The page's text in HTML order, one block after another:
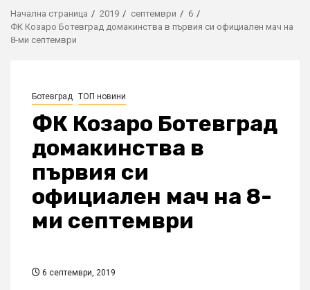
Начална страница 2019 септември
6
ФК Козаро Ботевград домакинства в първия си официален мач на
8-ми септември
Ботевград ТОП новини
ФК Козаро Ботевград
домакинства в
първия си
официален мач на 8-
ми септември
6 септември, 2019